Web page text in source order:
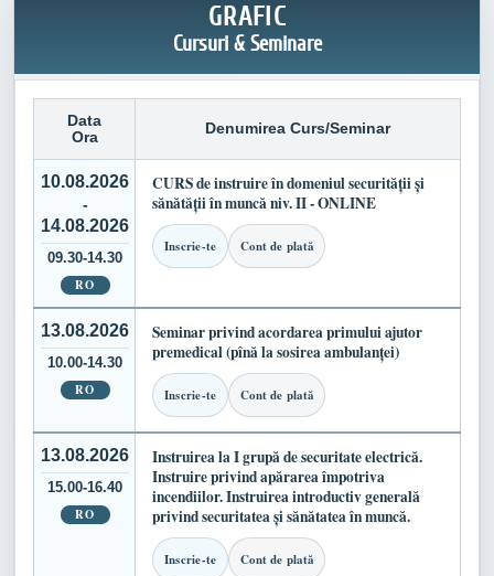
GRAFIC
Cursuri & Seminare
Data
Ora
Denumirea Curs/Seminar
10.08.2026
-
14.08.2026
09.30-14.30
RO
CURS de instruire în domeniul securității și
sănătății în muncă niv. II - ONLINE
Inscrie-te Cont de plată
13.08.2026
10.00-14.30
RO
Seminar privind acordarea primului ajutor
premedical (pînă la sosirea ambulanței)
Inscrie-te Cont de plată
13.08.2026
15.00-16.40
RO
Instruirea la I grupă de securitate electrică.
Instruire privind apărarea împotriva
incendiilor. Instruirea introductiv generală
privind securitatea și sănătatea în muncă.
Inscrie-te Cont de plată